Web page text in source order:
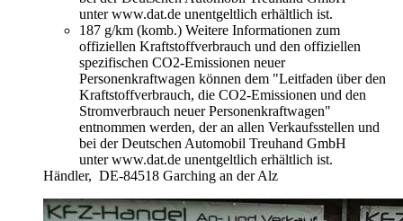
unter www.dat.de unentgeltlich erhältlich ist.
187 g/km (komb.) Weitere Informationen zum
offiziellen Kraftstoffverbrauch und den offiziellen
spezifischen CO2-Emissionen neuer
Personenkraftwagen können dem "Leitfaden über den
Kraftstoffverbrauch, die CO2-Emissionen und den
Stromverbrauch neuer Personenkraftwagen"
entnommen werden, der an allen Verkaufsstellen und
bei der Deutschen Automobil Treuhand GmbH
unter www.dat.de unentgeltlich erhältlich ist.
Händler, DE-84518 Garching an der Alz